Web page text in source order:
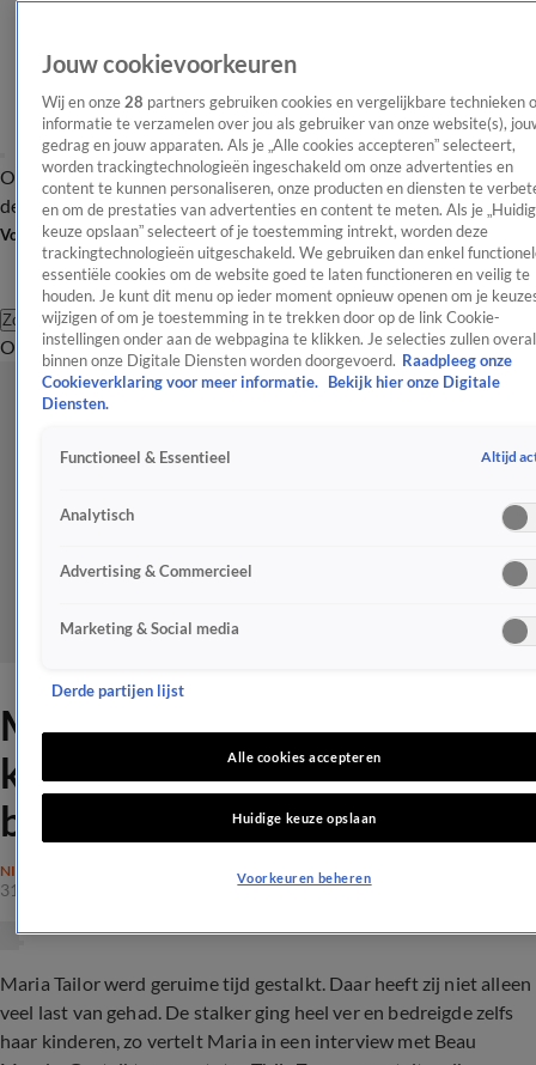
OverzichtAfleveringen Entertainment TV Algemeen
Tip
de redactieNieuwsbrief
Volg Shownieuws
Zoeken
OverzichtEntertainmentSpraakmakendRealityCrimeVideo's
Maria Tailor gestalkt,
kinderen werden zelfs
bedreigd
NIEUWS
31 juli 2018, 21:06
Maria Tailor werd geruime tijd gestalkt. Daar heeft zij niet alleen
veel last van gehad. De stalker ging heel ver en bedreigde zelfs
haar kinderen, zo vertelt Maria in een interview met Beau
Jouw cookievoorkeuren
Wij en onze 28 partners gebruiken cookies en vergelijkbare technieken
informatie te verzamelen over jou als gebruiker van onze website(s),
gedrag en jouw apparaten. Als je „Alle cookies accepteren” selecteert,
worden trackingtechnologieën ingeschakeld om onze advertenties en
content te kunnen personaliseren, onze producten en diensten te
en om de prestaties van advertenties en content te meten. Als je
keuze opslaan” selecteert of je toestemming intrekt, worden deze
trackingtechnologieën uitgeschakeld. We gebruiken dan enkel
essentiële cookies om de website goed te laten functioneren en veilig te
houden. Je kunt dit menu op ieder moment opnieuw openen om je
wijzigen of om je toestemming in te trekken door op de link Cookie-
instellingen onder aan de webpagina te klikken. Je selecties zullen overal
binnen onze Digitale Diensten worden doorgevoerd. Raadpleeg onze
Cookieverklaring voor meer informatie.
Bekijk hier onze Digitale
Diensten.
Functioneel & Essentieel Altijd
Analytisch
Advertising & Commercieel
Marketing & Social media
Derde partijen lijst
Alle cookies accepteren
Huidige keuze opslaan
Voorkeuren beheren